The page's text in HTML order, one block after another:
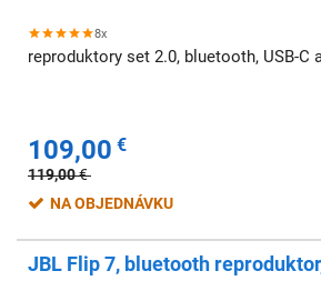
8x
reproduktory set 2.0, bluetooth, USB-C
109,00 €
119,00€
NA OBJEDNÁVKU
JBL Flip 7, bluetooth